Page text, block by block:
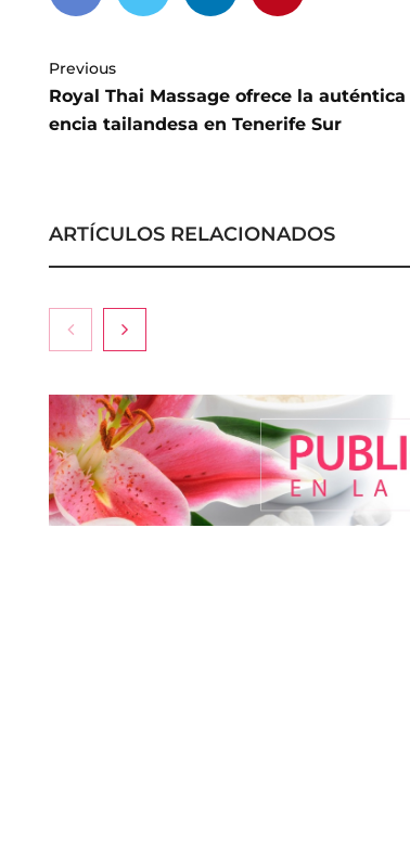
Previous
Royal Thai Massage ofrece la
encia tailandesa en Tenerife Sur
ARTÍCULOS RELACIONADOS
La luz roja, el nuevo aftersun,
actúa en la recuperación de la
mejor